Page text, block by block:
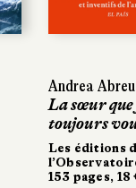
Andrea Abreu
La sœur que
toujours
Les éditions
153 pages, 18